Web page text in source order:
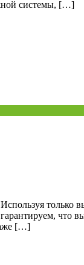
системы, […]
Используя только
что
[…]